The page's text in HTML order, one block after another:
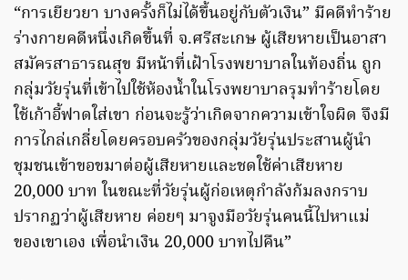
“การเยียวยา บางครั้งก็ไม่ได้ขึ้นอยู่กับตัวเงิน” มีคดีทำร้าย
ร่างกายคดีหนึ่งเกิดขึ้นที่ จ.ศรีสะเกษ ผู้เสียหายเป็นอาสา
สมัครสาธารณสุข มีหน้าที่เฝ้าโรงพยาบาลในท้องถิ่น ถูก
กลุ่มวัยรุ่นที่เข้าไปใช้ห้องน้ำในโรงพยาบาลรุมทำร้ายโดย
ใช้เก้าอี้ฟาดใส่เขา ก่อนจะรู้ว่าเกิดจากความเข้าใจผิด จึงมี
การไกล่เกลี่ยโดยครอบครัวของกลุ่มวัยรุ่นประสานผู้นำ
ชุมชนเข้าขอขมาต่อผู้เสียหายและชดใช้ค่าเสียหาย
20,000 บาท ในขณะที่วัยรุ่นผู้ก่อเหตุกำลังก้มลงกราบ
ปรากฏว่าผู้เสียหาย ค่อยๆ มาจูงมือวัยรุ่นคนนี้ไปหาแม่
ของเขาเอง เพื่อนำเงิน 20,000 บาทไปคืน”